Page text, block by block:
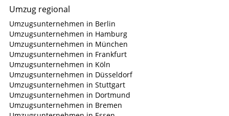
Umzug regional
Umzugsunternehmen in Berlin
Umzugsunternehmen in Hamburg
Umzugsunternehmen in München
Umzugsunternehmen in Frankfurt
Umzugsunternehmen in Köln
Umzugsunternehmen in Düsseldorf
Umzugsunternehmen in Stuttgart
Umzugsunternehmen in Dortmund
Umzugsunternehmen in Bremen